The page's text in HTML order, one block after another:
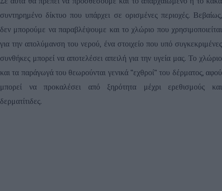
συντηρημένο δίκτυο που υπάρχει σε ορισμένες περιοχές. Βεβαίως,
δεν μπορούμε να παραβλέψουμε και το χλώριο που χρησιμοποιείται
για την απολύμανση του νερού, ένα στοιχείο που υπό συγκεκριμένες
συνθήκες μπορεί να αποτελέσει απειλή για την υγεία μας. Το χλώριο
και τα παράγωγά του θεωρούνται γενικά “εχθροί” του δέρματος, αφού
μπορεί να προκαλέσει από ξηρότητα μέχρι ερεθισμούς και
δερματίτιδες.